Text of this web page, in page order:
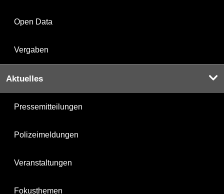
Open Data
Vergaben
Aktuelles
Pressemitteilungen
Polizeimeldungen
Veranstaltungen
Fokusthemen